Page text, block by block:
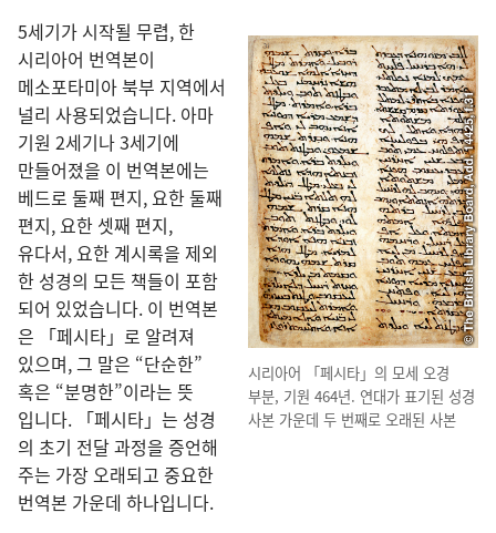
시리아어 「페시타」의 모세 오경
부분, 기원 464년. 연대가 표기된 성경
사본 가운데 두 번째로 오래된 사본
5세기가 시작될 무렵, 한
시리아어 번역본이
메소포타미아 북부 지역에서
널리 사용되었습니다. 아마
기원 2세기나 3세기에
만들어졌을 이 번역본에는
베드로 둘째 편지, 요한 둘째
편지, 요한 셋째 편지,
유다서, 요한 계시록을 제외
한 성경의 모든 책들이 포함
되어 있었습니다. 이 번역본
은 「페시타」로 알려져
있으며, 그 말은 “단순한”
혹은 “분명한”이라는 뜻
입니다. 「페시타」는 성경
의 초기 전달 과정을 증언해
주는 가장 오래되고 중요한
번역본 가운데 하나입니다.